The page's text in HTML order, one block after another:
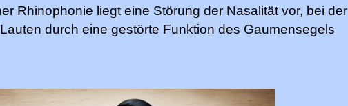
Rhinophonie liegt eine Störung der Nasalität vor, bei der
durch eine gestörte Funktion des Gaumensegels